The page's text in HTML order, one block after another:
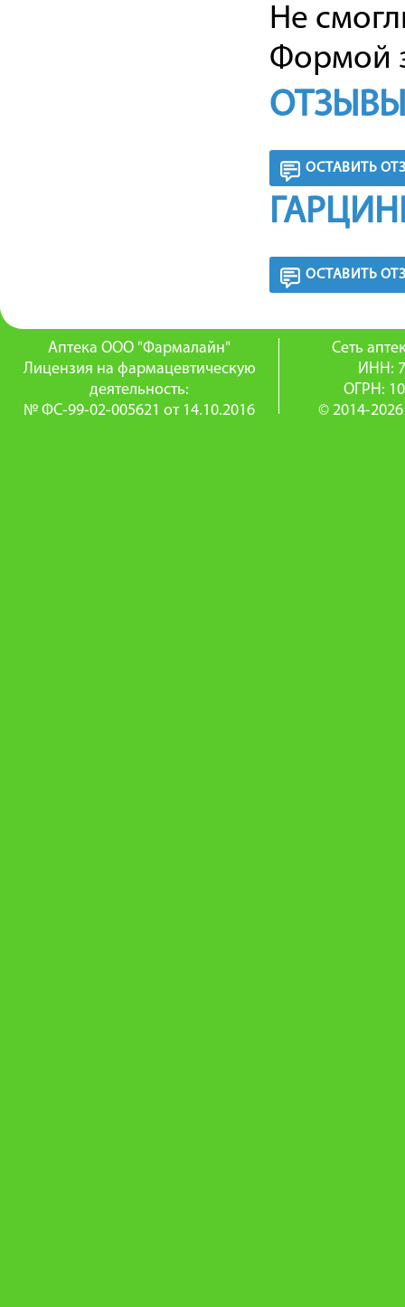
Не
Формой
ОСТАВИТЬ
ОСТАВИТЬ
Аптека ООО "Фармалайн"
Лицензия на фармацевтическую
деятельность:
№ ФС-99-02-005621 от 14.10.2016
Сеть
ИНН:
ОГРН:
© 2014-